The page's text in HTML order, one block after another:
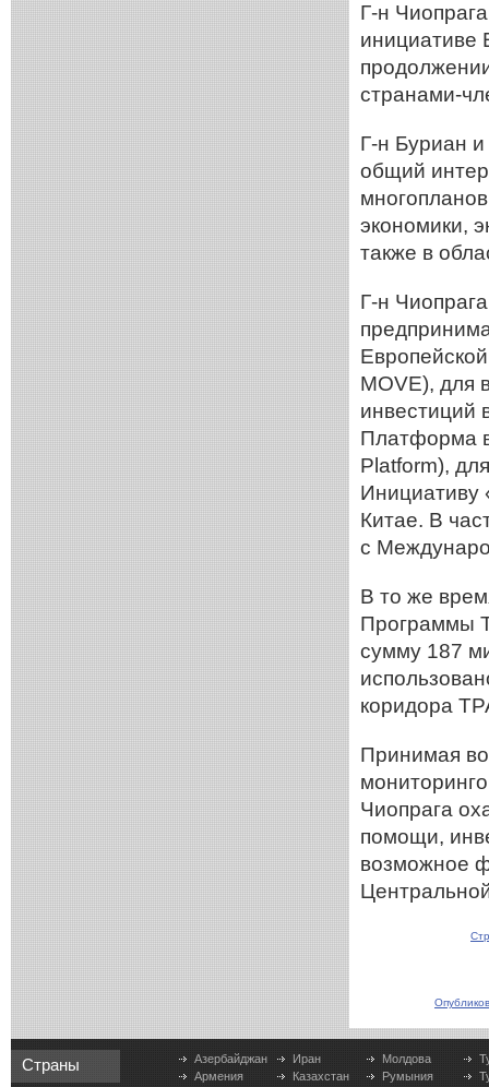
Г-н
инициативе
странами-
Г-н Буриан
общий
экономики,
также в
Г-н
MOVE), для
инвестиций
Платформа
Platform),
Инициативу
Китае. В
с
В то же
Программы
сумму 187
коридора
Принимая
Чиопрага
помощи,
возможное
Страны
Азербайджан
Армения
Иран
Казахстан
Молдова
Румыния